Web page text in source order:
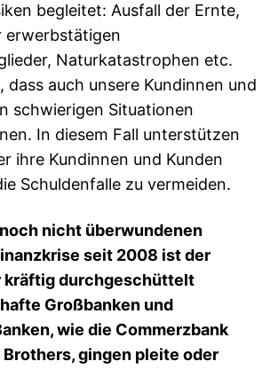
begleitet: Ausfall der Ernte,
erwerbstätigen
Naturkatastrophen etc.
dass auch unsere Kundinnen und
schwierigen Situationen
In diesem Fall unterstützen
ihre Kundinnen und Kunden
Schuldenfalle zu vermeiden.
nicht überwundenen
seit 2008 ist der
kräftig durchgeschüttelt
Großbanken und
wie die Commerzbank
Brothers, gingen pleite oder